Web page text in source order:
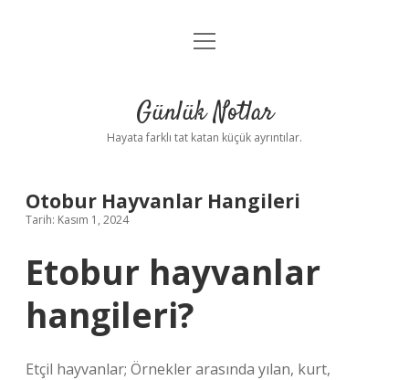
Anasayfa
Yasal Uyarı
menüyü
Günlük Notlar
Hayata farklı tat katan küçük ayrıntılar.
Otobur Hayvanlar Hangileri
Tarih: Kasım 1, 2024
Etobur hayvanlar
hangileri?
Etçil hayvanlar; Örnekler arasında yılan, kurt,